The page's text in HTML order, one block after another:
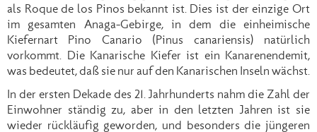
als Roque de los Pinos bekannt ist. Dies ist der einzige Ort
im gesamten Anaga-Gebirge, in dem die einheimische
Kiefernart Pino Canario (Pinus canariensis) natürlich
vorkommt. Die Kanarische Kiefer ist ein Kanarenendemit,
was bedeutet, daß sie nur auf den Kanarischen Inseln wächst.
In der ersten Dekade des 21. Jahrhunderts nahm die Zahl der
Einwohner ständig zu, aber in den letzten Jahren ist sie
wieder rückläufig geworden, und besonders die jüngeren